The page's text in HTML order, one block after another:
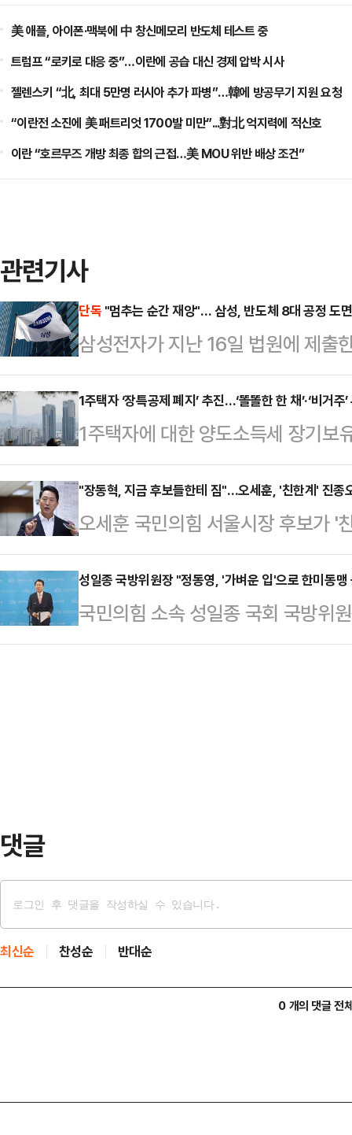
美 애플, 아이폰·맥북에 中 창신메모리 반도체 테스트 중
트럼프 “로키로 대응 중”…이란에 공습 대신 경제 압박 시사
젤렌스키 “北, 최대 5만명 러시아 추가 파병”…韓에 방공무기 지원 요청
“이란전 소진에 美 패트리엇 1700발 미만”...對北 억지력에 적신호
이란 “호르무즈 개방 최종 합의 근접…美 MOU 위반 배상 조건”
관련기사
단독 "멈추는 순간 재앙"… 삼성, 반도체 8대 공정 도
삼성전자가 지난 16일 법원에 제출
는 사측의 위기감을 뒷받침하는 총
증)가 포함된 것으로 확인됐다. 삼
될 경우 발생할 수 있는 경제적·물
측은 과거 삼성전자 기흥·평택 공
장 화재 사례 등을 증거로 제출하며
원에서 수조원의 피해가 발생한다
함께 제출해 이번…
1주택자 ‘장특공제 폐지’ 추진…‘똘똘한 한 채’·‘비거주
1주택자에 대한 양도소득세 장기보
하는 방안이 정부와 여권을 중심으
울 핵심 지역의 ‘똘똘한 한 채’ 현
자에게까지 세제 혜택을 부여하는
다.다만 1주택자에 대한 양도세 부
축을 초래할 수 있다는 우려도 동
“단기 차익 투기 수요와 무관”21일
에 대한 장특공제 등 세제…
"장동혁, 지금 후보들한테 짐"…오세훈, '친한계' 진종
오세훈 국민의힘 서울시장 후보가 '
동혁 대표가 진상조사를 지시하자 "
다"고 지적했다.오세훈 후보는 21
보들은 당이 통합적인 노선을 걷길
입장을 취해야 선거에 도움 되지 않
성일종 국방위원장 "정동영, '가벼운 입'으로 한미동
국민의힘 소속 성일종 국회 국방위
북도 구성시를 언급해 논란을 일으
댓글
최신순 찬성순 반대순
0 개의 댓글 전